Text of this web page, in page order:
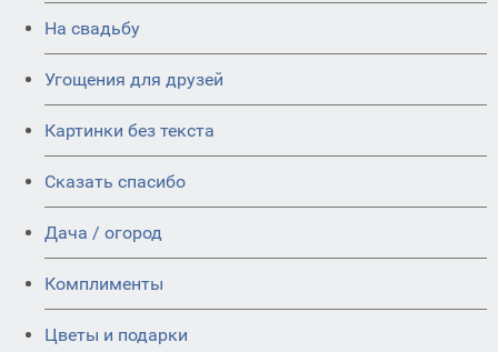
На свадьбу
Угощения для друзей
Картинки без текста
Сказать спасибо
Дача / огород
Комплименты
Цветы и подарки